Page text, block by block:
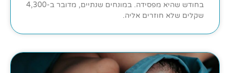
בחודש שהיא מפסידה. במונחים שנתיים, מדובר ב-4,300
שקלים שלא חוזרים אליה.